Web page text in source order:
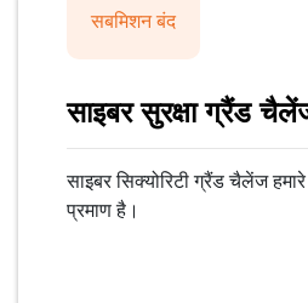
सबमिशन बंद
साइबर सुरक्षा ग्रैंड
साइबर सिक्योरिटी ग्रैंड चैलेंज
प्रमाण है।